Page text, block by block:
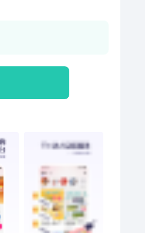
看东方全新动漫-缔灵爱
》，沪产影视剧《欢笑
昆曲，经典戏曲大荟
略地道海派文化。 次元
有经典动画片《天书奇
展现上海在人文艺术、
迁与文脉传承，更有
好男儿》《今晚80后脱
罗。 SMG原创精品纪
而生》《何以中国》
行走：与中国相遇》